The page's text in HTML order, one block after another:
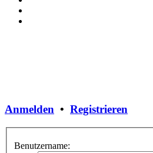
Anmelden • Registrieren
Benutzername: